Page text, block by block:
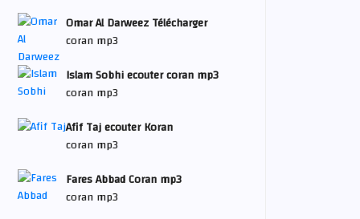
Omar Al Darweez Télécharger
coran mp3
Islam Sobhi ecouter coran mp3
coran mp3
Afif Taj ecouter Koran
coran mp3
Fares Abbad Coran mp3
coran mp3